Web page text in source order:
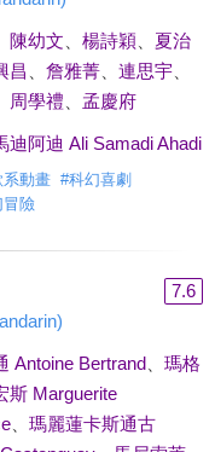
陳幼文 楊詩穎
夏治
昌 詹雅菁、 連思宇、
周學禮 孟慶府
迪阿迪 Ali Samadi Ahadi
系動畫 #科幻喜劇
險
7.6
Antoine Bertrand、 瑪格
斯 Marguerite
、 瑪麗蓮卡斯通古